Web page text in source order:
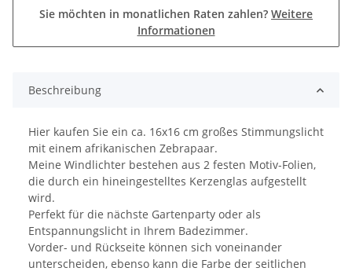
Sie möchten in monatlichen Raten zahlen? Weitere
Informationen
Beschreibung
Hier kaufen Sie ein ca. 16x16 cm großes Stimmungslicht
mit einem afrikanischen Zebrapaar.
Meine Windlichter bestehen aus 2 festen Motiv-Folien,
die durch ein hineingestelltes Kerzenglas aufgestellt
wird.
Perfekt für die nächste Gartenparty oder als
Entspannungslicht in Ihrem Badezimmer.
Vorder- und Rückseite können sich voneinander
unterscheiden, ebenso kann die Farbe der seitlichen